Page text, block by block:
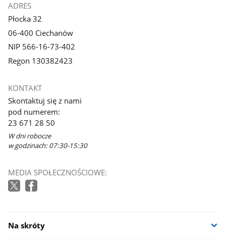
ADRES
Płocka 32
06-400 Ciechanów
NIP 566-16-73-402
Regon 130382423
KONTAKT
Skontaktuj się z nami
pod numerem:
23 671 28 50
W dni robocze
w godzinach: 07:30-15:30
MEDIA SPOŁECZNOŚCIOWE:
Na skróty